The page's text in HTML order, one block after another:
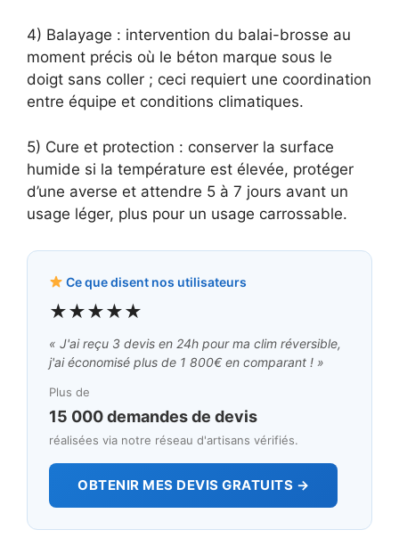
4) Balayage : intervention du balai-brosse au
moment précis où le béton marque sous le
doigt sans coller ; ceci requiert une coordination
entre équipe et conditions climatiques.
5) Cure et protection : conserver la surface
humide si la température est élevée, protéger
d’une averse et attendre 5 à 7 jours avant un
usage léger, plus pour un usage carrossable.
Ce que disent nos utilisateurs
★★★★★
« J'ai reçu 3 devis en 24h pour ma clim réversible,
j'ai économisé plus de 1 800€ en comparant ! »
Plus de
15 000 demandes de devis
réalisées via notre réseau d'artisans vérifiés.
OBTENIR MES DEVIS GRATUITS →